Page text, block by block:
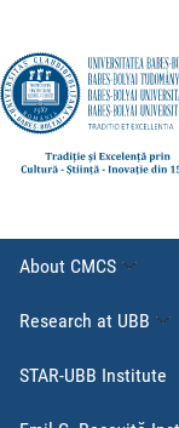
About CMCS
Research at UBB
STAR-UBB Institute